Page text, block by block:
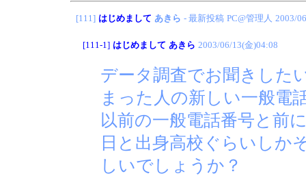
[111] はじめまして あきら - 最新投稿 PC@管理人 2003/
[111-1] はじめまして あきら 2003/06/13(金)04:08
データ調査でお聞きした
まった人の新しい一般電
以前の一般電話番号と前
日と出身高校ぐらいしか
しいでしょうか？